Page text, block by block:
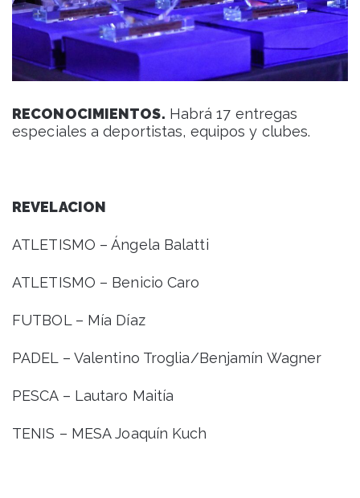
RECONOCIMIENTOS. Habrá 17 entregas
especiales a deportistas, equipos y clubes.
REVELACION
ATLETISMO – Ángela Balatti
ATLETISMO – Benicio Caro
FUTBOL – Mía Díaz
PADEL – Valentino Troglia/Benjamín Wagner
PESCA – Lautaro Maitía
TENIS – MESA Joaquín Kuch